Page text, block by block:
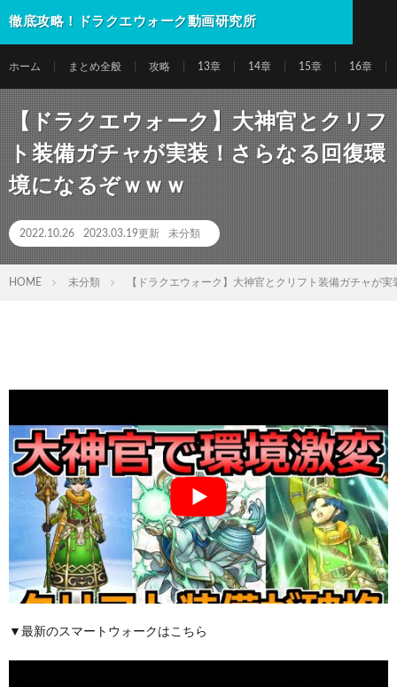
徹底攻略！ドラクエウォーク動画研究所
ホーム まとめ全般 攻略 13章 14章 15章 16章
【ドラクエウォーク】大神官とクリフ
ト装備ガチャが実装！さらなる回復環
境になるぞｗｗｗ
2022.10.26 2023.03.19更新 未分類
HOME 未分類 【ドラクエウォーク】大神官とクリフト装備ガチャが
▼最新のスマートウォークはこちら